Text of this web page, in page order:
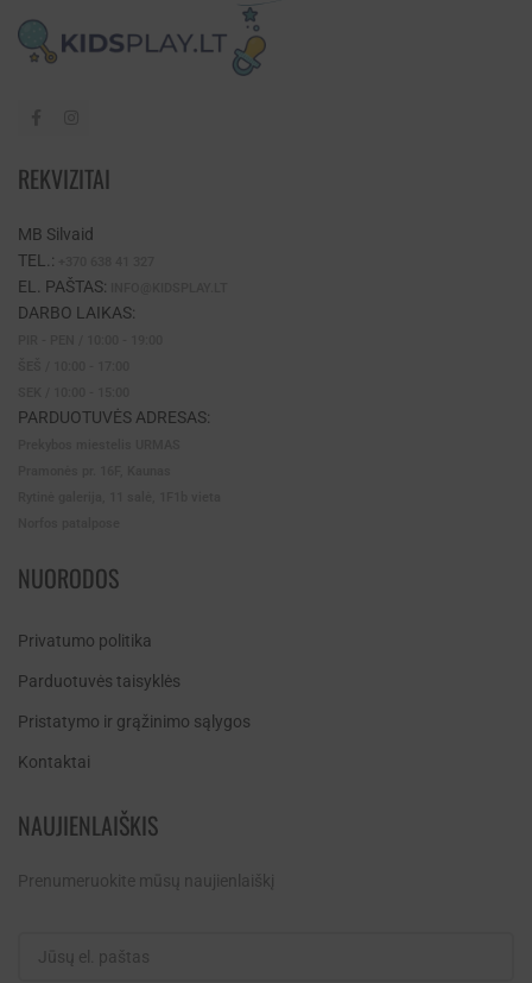
REKVIZITAI
MB Silvaid
TEL.:
EL. PAŠTAS:
DARBO LAIKAS:
PARDUOTUVĖS ADRESAS:
NUORODOS
Privatumo politika
Parduotuvės taisyklės
Pristatymo ir grąžinimo sąlygos
Kontaktai
NAUJIENLAIŠKIS
Prenumeruokite mūsų naujienlaiškį